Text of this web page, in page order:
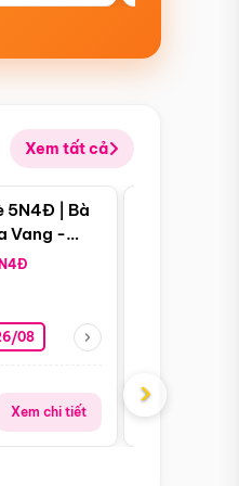
Xem tất cả
12/09
Điểm nổi bật
5N4Đ | Bà
Vang -
08
Xem chi tiết
Giá từ:
›